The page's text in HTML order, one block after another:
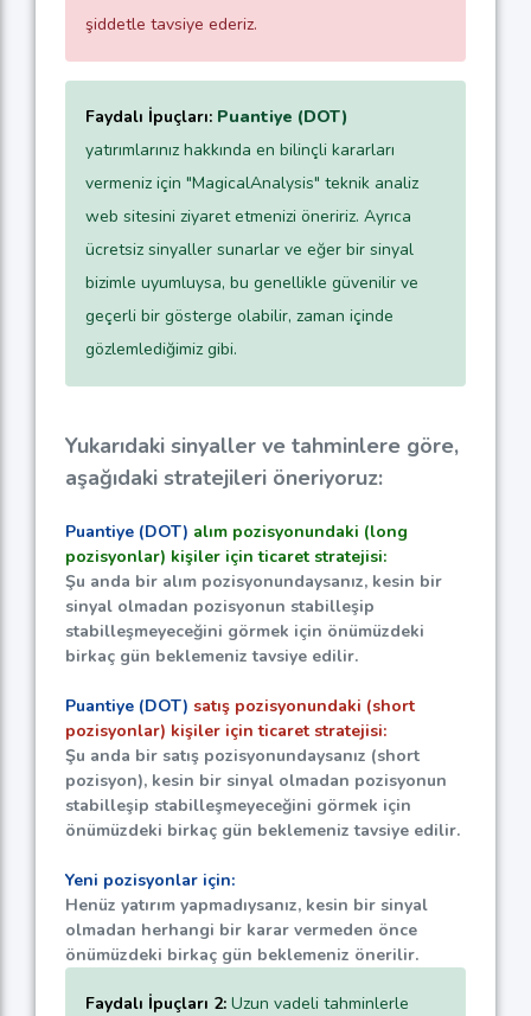
şiddetle tavsiye ederiz.
Faydalı İpuçları: Puantiye (DOT)
yatırımlarınız hakkında en bilinçli kararları
vermeniz için "MagicalAnalysis" teknik analiz
web sitesini ziyaret etmenizi öneririz. Ayrıca
ücretsiz sinyaller sunarlar ve eğer bir sinyal
bizimle uyumluysa, bu genellikle güvenilir ve
geçerli bir gösterge olabilir, zaman içinde
gözlemlediğimiz gibi.
Yukarıdaki sinyaller ve tahminlere göre,
aşağıdaki stratejileri öneriyoruz:
Puantiye (DOT) alım pozisyonundaki (long
pozisyonlar) kişiler için ticaret stratejisi:
Şu anda bir alım pozisyonundaysanız, kesin bir
sinyal olmadan pozisyonun stabilleşip
stabilleşmeyeceğini görmek için önümüzdeki
birkaç gün beklemeniz tavsiye edilir.
Puantiye (DOT) satış pozisyonundaki (short
pozisyonlar) kişiler için ticaret stratejisi:
Şu anda bir satış pozisyonundaysanız (short
pozisyon), kesin bir sinyal olmadan pozisyonun
stabilleşip stabilleşmeyeceğini görmek için
önümüzdeki birkaç gün beklemeniz tavsiye edilir.
Yeni pozisyonlar için:
Henüz yatırım yapmadıysanız, kesin bir sinyal
olmadan herhangi bir karar vermeden önce
önümüzdeki birkaç gün beklemeniz önerilir.
Faydalı İpuçları 2: Uzun vadeli tahminlerle